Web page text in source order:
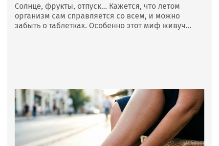
Солнце, фрукты, отпуск… Кажется, что летом
организм сам справляется со всем, и можно
забыть о таблетках. Особенно этот миф живуч...